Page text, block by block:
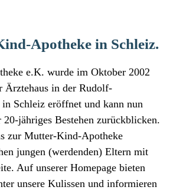
Apotheke in Schleiz.
e.K. wurde im Oktober 2002
Ärztehaus in der Rudolf-
Schleiz eröffnet und kann nun
jähriges Bestehen zurückblicken.
zur Mutter-Kind-Apotheke
jungen (werdenden) Eltern mit
Auf unserer Homepage bieten
unsere Kulissen und informieren